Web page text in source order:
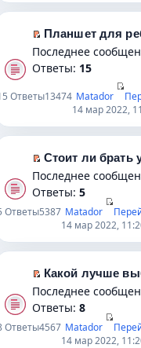
и
а
н
н
о
у
с
о
о
б
щ
н
и
ю
о
м
п
о
и
т
а
н
о
у
с
о
о
т
и
р
о
у
н
е
п
о
и
т
а
н
е
т
к
п
е
р
о
у
н
е
п
Планшет для
Последнее
Ответы: 15
Ответы13474 Matador
14 мар 2022,
е
т
и
р
Стоит ли
Последнее
Ответы: 5
Ответы5387 Matador
14 мар 2022,
е
Какой лучше
Последнее
Ответы: 8
Ответы4567 Matador
14 мар 2022,